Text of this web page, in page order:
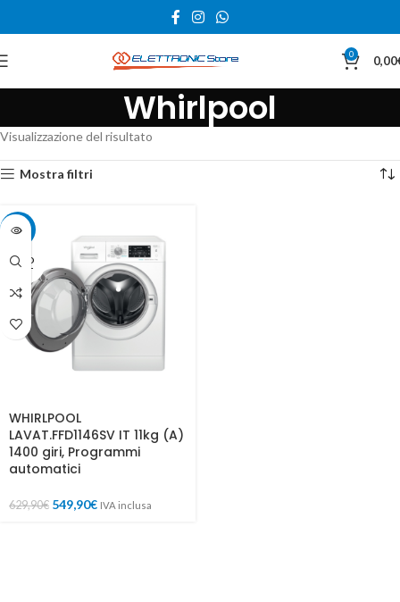
0 0,00
Whirlpool
Visualizzazione del risultato
Mostra filtri
-13%
SOLD
OUT
WHIRLPOOL
LAVAT.FFD1146SV IT 11kg (A)
1400 giri, Programmi
automatici
629,90€ 549,90€ IVA inclusa